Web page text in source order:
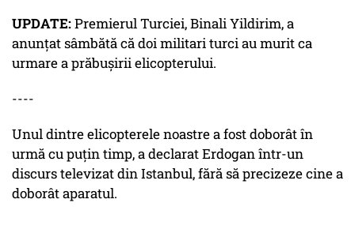
UPDATE:Premierul Turciei, Binali Yildirim, a
anunţat sâmbătă că doi militari turci au murit ca
urmare a prăbuşirii elicopterului.
----
Unul dintre elicopterele noastre a fost doborât în
urmă cu puţin timp, a declarat Erdogan într-un
discurs televizat din Istanbul, fără să precizeze cine a
doborât aparatul.